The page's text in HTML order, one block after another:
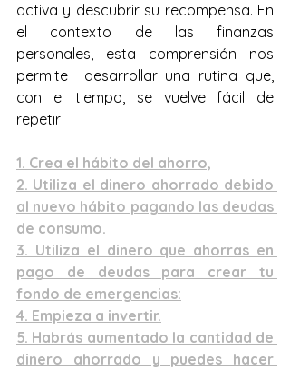
activa y descubrir su recompensa. En
el contexto de las finanzas
personales, esta comprensión nos
permite  desarrollar una rutina que,
con el tiempo, se vuelve fácil de
repetir
1. Crea el hábito del ahorro,
2. Utiliza el dinero ahorrado debido
al nuevo hábito pagando las deudas
de consumo.
3. Utiliza el dinero que ahorras en
pago de deudas para crear tu
fondo de emergencias:
4. Empieza a invertir.
5. Habrás aumentado la cantidad de
dinero ahorrado y puedes hacer